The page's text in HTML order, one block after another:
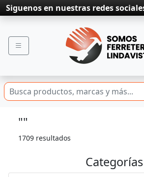
Siguenos en nuestras redes
""
1709 resultados
Categorías